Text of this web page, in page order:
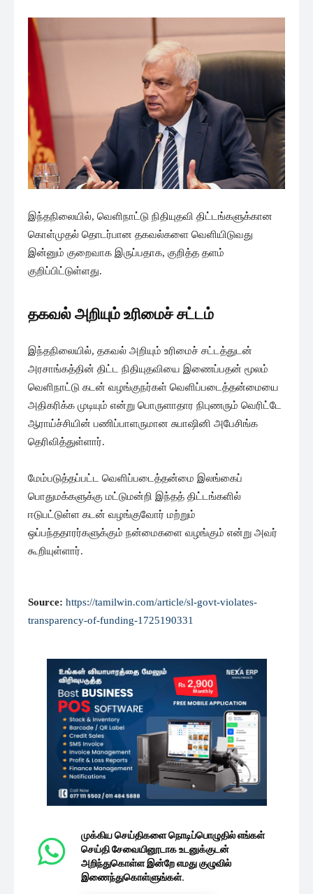
இந்தநிலையில், வெளிநாட்டு நிதியுதவி திட்டங்களுக்கான
கொள்முதல் தொடர்பான தகவல்களை வெளியிடுவது
இன்னும் குறைவாக இருப்பதாக, குறித்த தளம்
குறிப்பிட்டுள்ளது.
தகவல் அறியும் உரிமைச் சட்டம்
இந்தநிலையில், தகவல் அறியும் உரிமைச் சட்டத்துடன்
அரசாங்கத்தின் திட்ட நிதியுதவியை இணைப்பதன் மூலம்
வெளிநாட்டு கடன் வழங்குநர்கள் வெளிப்படைத்தன்மையை
அதிகரிக்க முடியும் என்று பொருளாதார நிபுணரும் வெரிட்டே
ஆராய்ச்சியின் பணிப்பாளருமான சுபாஷினி அபேசிங்க
தெரிவித்துள்ளார்.
மேம்படுத்தப்பட்ட வெளிப்படைத்தன்மை இலங்கைப்
பொதுமக்களுக்கு மட்டுமன்றி இந்தத் திட்டங்களில்
ஈடுபட்டுள்ள கடன் வழங்குவோர் மற்றும்
ஒப்பந்ததாரர்களுக்கும் நன்மைகளை வழங்கும் என்று அவர்
கூறியுள்ளார்.
Source: https://tamilwin.com/article/sl-govt-violates-
transparency-of-funding-1725190331
முக்கிய செய்திகளை நொடிப்பொழுதில் எங்கள்
செய்தி சேவையினூடாக உடனுக்குடன்
அறிந்துகொள்ள இன்றே எமது குழுவில்
இணைந்துகொள்ளுங்கள்.